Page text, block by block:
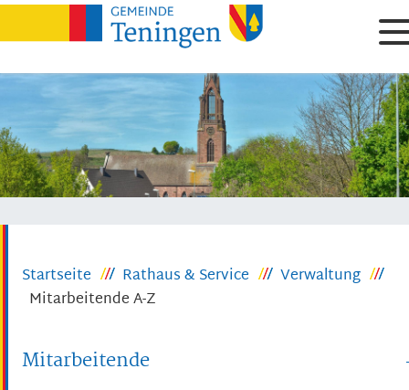
Startseite Rathaus & Service
Verwaltung
Mitarbeitende A-Z
Mitarbeitende